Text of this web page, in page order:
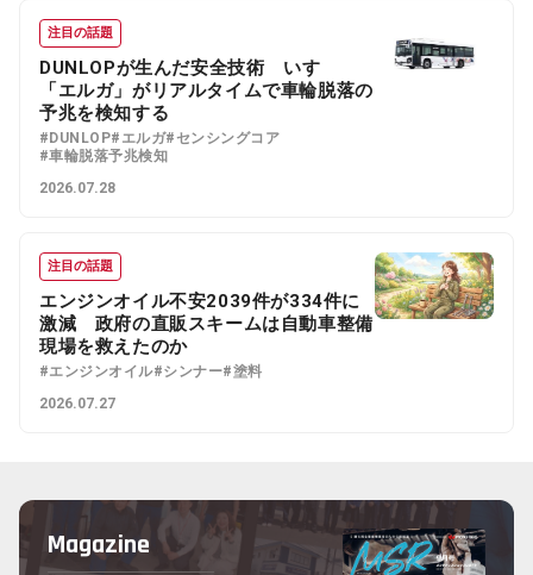
注目の話題
DUNLOPが生んだ安全技術 いすゞ
「エルガ」がリアルタイムで車輪脱落の
予兆を検知する
#DUNLOP#エルガ#センシングコア
#車輪脱落予兆検知
2026.07.28
注目の話題
エンジンオイル不安2039件が334件に
激減 政府の直販スキームは自動車整備
現場を救えたのか
#エンジンオイル#シンナー#塗料
2026.07.27
Magazine